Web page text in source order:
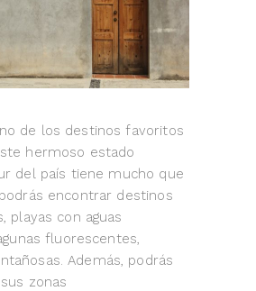
de los destinos favoritos
hermoso estado
del país tiene mucho que
encontrar destinos
playas con aguas
fluorescentes,
Además, podrás
zonas